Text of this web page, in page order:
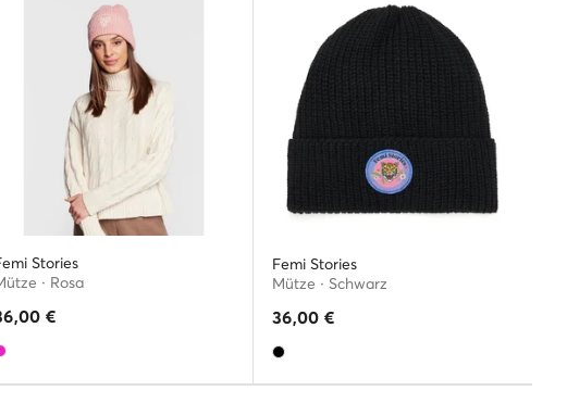
Stories
· Rosa
€
Femi Stories
Mütze · Schwarz
36,00 €